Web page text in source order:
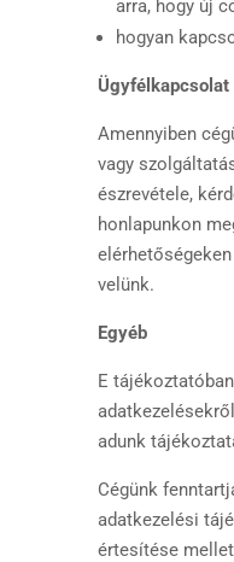
arra, hogy új
hogyan
Ügyfélkapcsolat
Amennyiben
vagy
észrevétele,
honlapunkon
velünk.
Egyéb
E
adunk
Cégünk
adatkezelési
értesítése